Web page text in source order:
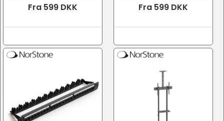
Fra 599 DKK Fra 599 DKK